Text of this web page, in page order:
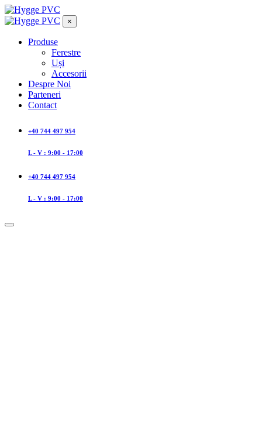
×
Produse
Ferestre
Uși
Accesorii
Despre Noi
Parteneri
Contact
+40 744 497 954
L - V : 9:00 - 17:00
+40 744 497 954
L - V : 9:00 - 17:00